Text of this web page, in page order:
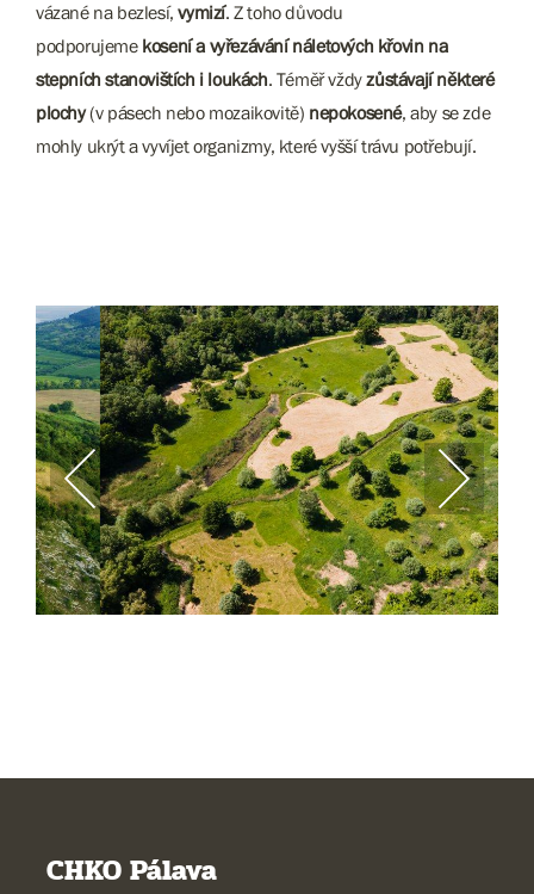
vázané na bezlesí,vymizí. Z toho důvodu
podporujeme kosení a vyřezávání náletových křovin na
stepních stanovištích i loukách. Téměř vždyzůstávají některé
plochy(v pásech nebo mozaikovitě) nepokosené, aby se zde
mohly ukrýt a vyvíjet organizmy, které vyšší trávu potřebují.
CHKO Pálava